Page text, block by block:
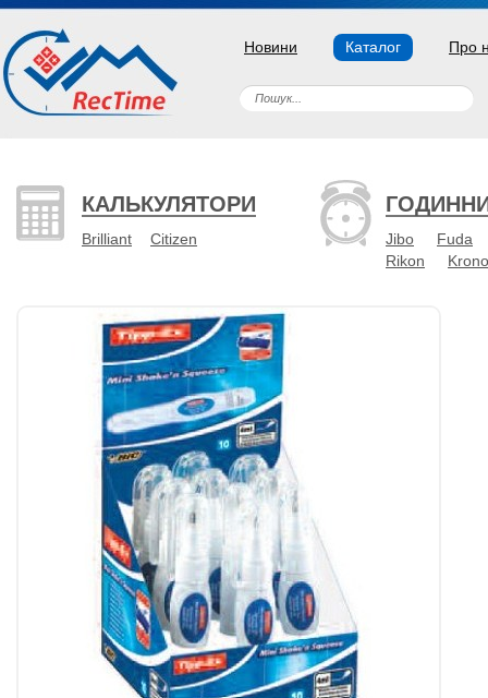
Новини Каталог Про
КАЛЬКУЛЯТОРИ
Brilliant Citizen Jibo
Fuda
Rikon